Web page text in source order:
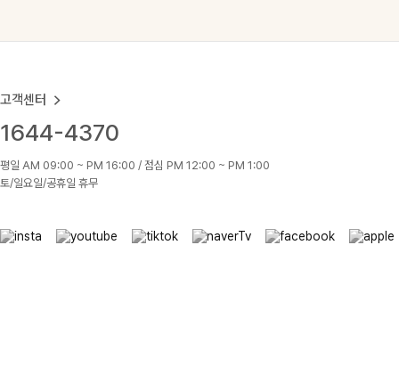
고객센터
1644-4370
평일 AM 09:00 ~ PM 16:00 / 점심 PM 12:00 ~ PM 1:00
토/일요일/공휴일 휴무